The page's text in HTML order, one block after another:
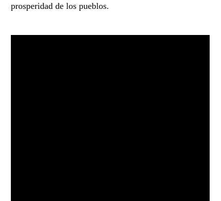
prosperidad de los pueblos.